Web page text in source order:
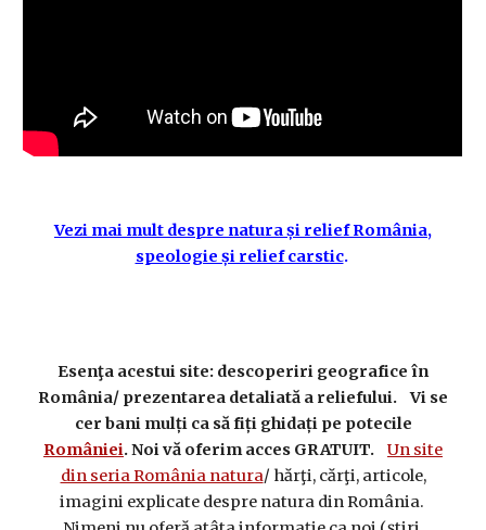
Vezi mai mult despre natura și relief România,
speologie și relief carstic.
Esenţa acestui site: descoperiri geografice în
România/ prezentarea detaliată a reliefului. Vi se
cer bani mulți ca să fiți ghidați pe potecile
României. Noi vă oferim acces GRATUIT. Un site
din seria România natura/ hărţi, cărţi, articole,
imagini explicate despre natura din România.